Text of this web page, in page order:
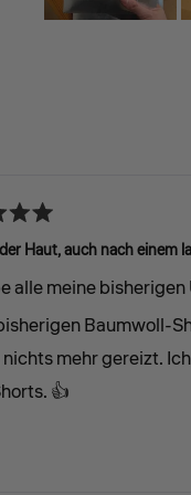
Haut, auch nach einem
alle meine
Baumwoll-
nichts mehr gereizt.
👍